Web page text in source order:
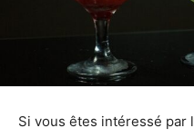
Si vous êtes intéressé par